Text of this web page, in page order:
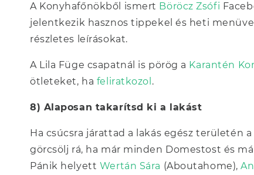
A Konyhafőnökből ismert Böröcz Zsófi
jelentkezik hasznos tippekel és heti
részletes leírásokat.
A Lila Füge csapatnál is pörög a Karantén
ötleteket, ha feliratkozol .
8) Alaposan takarítsd ki a lakást
Ha csúcsra járattad a lakás egész területén
görcsölj rá, ha már minden Domestost és
Pánik helyett Wertán Sára (Aboutahome),